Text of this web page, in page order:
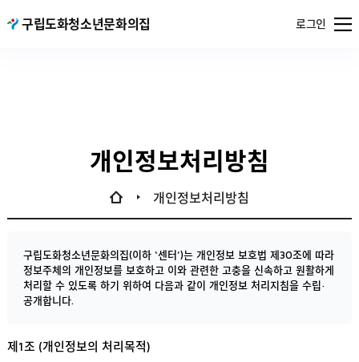
서울특별시
구립도화청소년문화의집 로그인열기
개인정보처리방침
개인정보처리방침
구립도화청소년문화의집(이하 ‘센터’)는 개인정보 보호법 제30조에 따라
정보주체의 개인정보를 보호하고 이와 관련한 고충을 신속하고 원활하게
처리할 수 있도록 하기 위하여 다음과 같이 개인정보 처리지침을 수립·
공개합니다.
제1조 (개인정보의 처리목적)